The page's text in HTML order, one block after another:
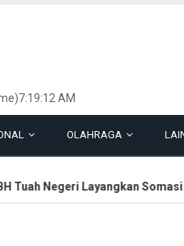
AM
OLAHRAGA
Negeri Layangkan Somasi